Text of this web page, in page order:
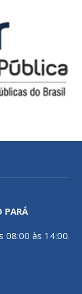
PARÁ
08:00 às 14:00.